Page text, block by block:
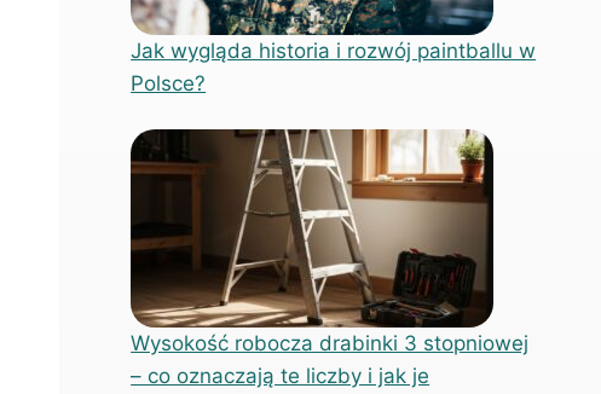
Jak wygląda historia i rozwój paintballu w
Polsce?
Wysokość robocza drabinki 3 stopniowej
– co oznaczają te liczby i jak je